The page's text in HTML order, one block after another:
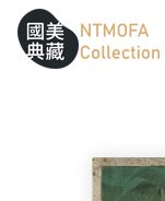
跳到中間主要內容區
網站導覽
:::